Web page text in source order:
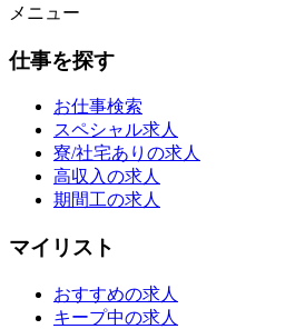
メニュー
仕事を探す
お仕事検索
スペシャル求人
寮/社宅ありの求人
高収入の求人
期間工の求人
マイリスト
おすすめの求人
キープ中の求人